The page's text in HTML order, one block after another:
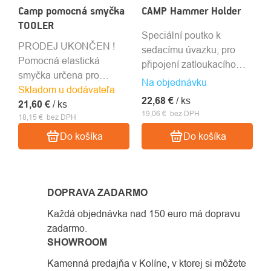
Camp pomocná smyčka
TOOLER
Skladom u dodávateľa
18,15 € bez DPH
21,60 € / ks
Do košíka
PRODEJ UKONČEN !
Pomocná elastická
smyčka určena pro
připevnění nářadí do
10kg hmotnosti. Délka 85
- 120cm.
CAMP Hammer Holder
Na objednávku
19,06 € bez DPH
22,68 € / ks
Do košíka
Speciální poutko k
sedacímu úvazku, pro
připojení zatloukacího
kladiva na skoby.
DOPRAVA ZADARMO
Každá objednávka nad 150 euro má dopravu
zadarmo.
SHOWROOM
Kamenná predajňa v Kolíne, v ktorej si môžete